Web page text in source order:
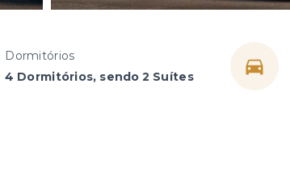
Dormitórios
4 Dormitórios, sendo 2 Suítes